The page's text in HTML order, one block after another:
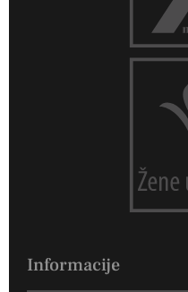
Informacije